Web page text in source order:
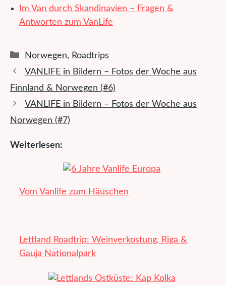
Im Van durch Skandinavien – Fragen &
Antworten zum VanLife
Kategorien
Norwegen, Roadtrips
VANLIFE in Bildern – Fotos der Woche aus
Finnland & Norwegen (#6)
VANLIFE in Bildern – Fotos der Woche aus
Norwegen (#7)
Weiterlesen:
Vom Vanlife zum Häuschen
Lettland Roadtrip: Weinverkostung, Riga &
Gauja Nationalpark